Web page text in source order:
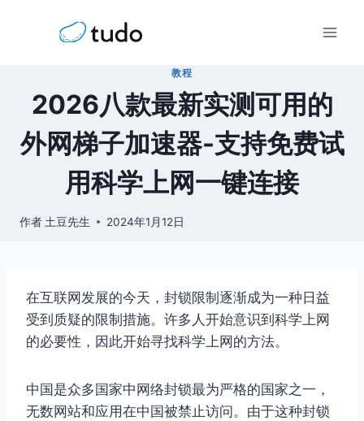
教程
2026八款最新实测可用的
外网梯子加速器-支持免费试
用科学上网一键连接
作者 土豆先生 2024年1月12日
在互联网发展的今天，封锁限制逐渐成为一种日益
受到质疑的限制措施。许多人开始意识到科学上网
的必要性，因此开始寻找科学上网的方法。
中国是众多国家中网络封锁最为严格的国家之一，
无数网站和应用在中国被禁止访问。由于这种封锁